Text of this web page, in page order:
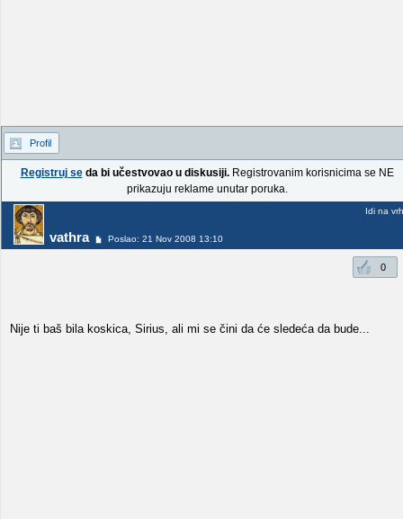
Profil
Registruj seda bi učestvovao u diskusiji.Registrovanim korisnicima se NE
prikazuju reklame unutar poruka.
vathra Poslao: 21 Nov 2008 13:10
Idi na vrh
0
Nije ti baš bila koskica, Sirius, ali mi se čini da će sledeća da bude...